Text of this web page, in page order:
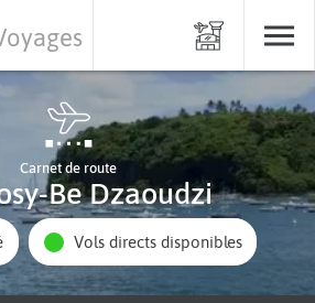
Carnet de route
Be Dzaoudzi
Vols directs disponibles